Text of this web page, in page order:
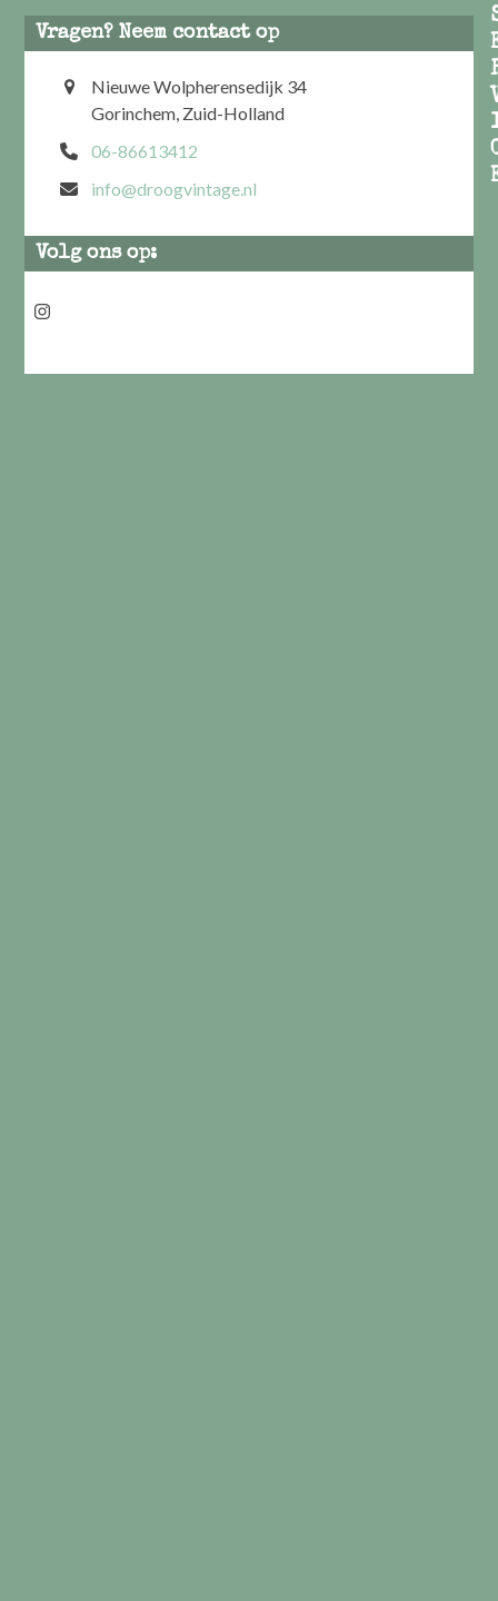
Vragen? Neem contact op
Nieuwe Wolpherensedijk 34
Gorinchem, Zuid-Holland
06-86613412
info@droogvintage.nl
Volg ons op:
Instagram